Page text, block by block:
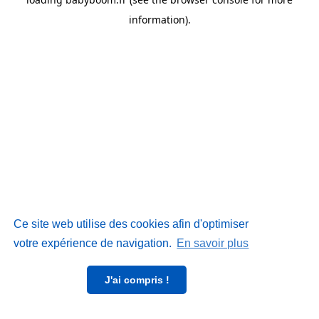
Ce site web utilise des cookies afin d'optimiser
votre expérience de navigation. En savoir plus
J'ai compris !
information).